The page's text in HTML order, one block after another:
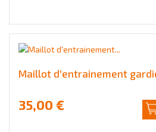
Maillot d'entrainement
35,00 €